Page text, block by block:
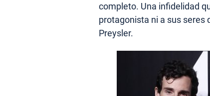
completo. Una infidelidad
protagonista ni a sus seres
Preysler.